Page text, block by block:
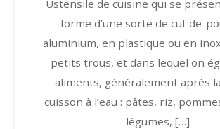
Ustensile de cuisine qui se
forme d’une sorte de cul-de-
aluminium, en plastique ou en
petits trous, et dans lequel on
aliments, généralement après
cuisson à l’eau : pâtes, riz,
légumes, […]